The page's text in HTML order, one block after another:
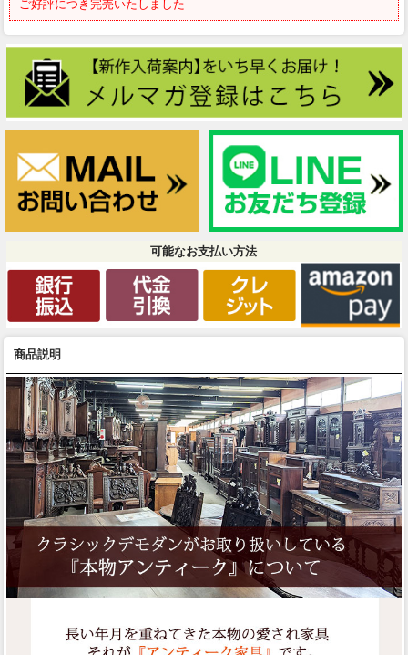
ご好評につき完売いたしました
可能なお支払い方法
商品説明